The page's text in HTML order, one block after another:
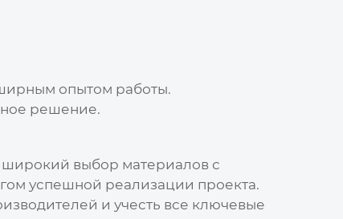
опытом работы.
решение.
широкий выбор материалов с
успешной реализации проекта.
и учесть все ключевые